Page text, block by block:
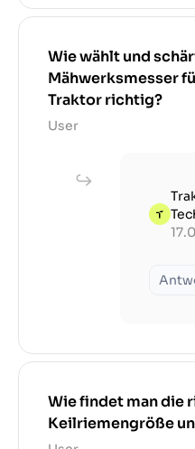
Wie wählt und
Mähwerksmesser
Traktor richtig?
User
Wie findet man die
Keilriemengröße